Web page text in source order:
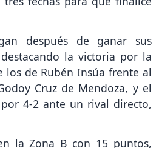
después de ganar sus
la victoria por la
los de Rubén Insúa frente al
Cruz de Mendoza, y el
4-2 ante un rival directo,
la Zona B con 15 puntos,